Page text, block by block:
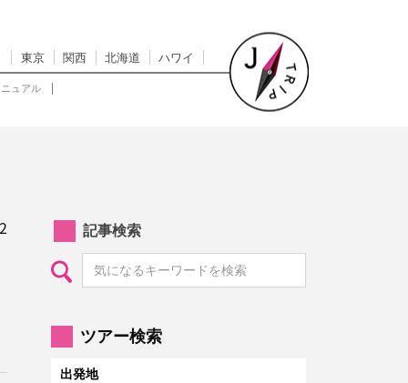
東京 関西 北海道 ハワイ
ュアル
記事検索
ツアー検索
出発地